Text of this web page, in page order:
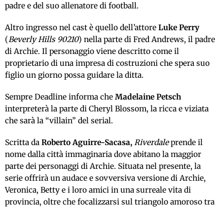
padre e del suo allenatore di football.
Altro ingresso nel cast è quello dell’attore Luke Perry
(Beverly Hills 90210) nella parte di Fred Andrews, il padre
di Archie. Il personaggio viene descritto come il
proprietario di una impresa di costruzioni che spera suo
figlio un giorno possa guidare la ditta.
Sempre Deadline informa che Madelaine Petsch
interpreterà la parte di Cheryl Blossom, la ricca e viziata
che sarà la “villain” del serial.
Scritta da Roberto Aguirre-Sacasa, Riverdaleprende il
nome dalla città immaginaria dove abitano la maggior
parte dei personaggi di Archie. Situata nel presente, la
serie offrirà un audace e sovversiva versione di Archie,
Veronica, Betty e i loro amici in una surreale vita di
provincia, oltre che focalizzarsi sul triangolo amoroso tra